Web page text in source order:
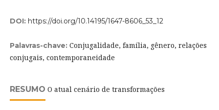
DOI: https://doi.org/10.14195/1647-8606_53_12
Palavras-chave: Conjugalidade, família, gênero, relações
conjugais, contemporaneidade
RESUMO O atual cenário de transformações